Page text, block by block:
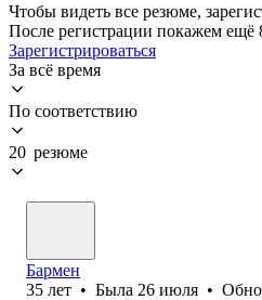
Чтобы видеть все резюме,
После регистрации покажем ещё
Зарегистрироваться
За всё время
По соответствию
20 резюме
Бармен
35 лет • Была 26 июля •